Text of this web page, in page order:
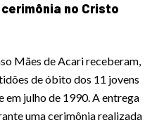
no Cristo
Mães de Acari receberam,
de óbito dos 11 jovens
julho de 1990. A entrega
uma cerimônia realizada